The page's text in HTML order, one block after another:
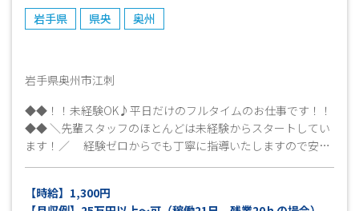
い ） ◎工場見学 ▼ （ 見学後、就業希望確認とお仕事
開始日の日程等確認 ） ◎採用連絡 ▼ （ 即日～7日程
岩手県 県央 奥州
岩手県奥州市江刺
◆◆！！未経験OK♪平日だけのフルタイムのお仕事です！！
◆◆ ＼先輩スタッフのほとんどは未経験からスタートしてい
ます！／ 経験ゼロからでも丁寧に指導いたしますので安心
して働けます これまでの経歴にとらわれず、ぜひお気軽に
容、職場環境など事前に確認ができます！ ＼まずはお気軽に
【時給】1,300円